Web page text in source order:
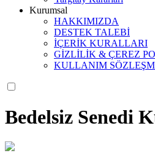
Kurumsal
HAKKIMIZDA
DESTEK TALEBİ
İÇERİK KURALLARI
GİZLİLİK & ÇEREZ
KULLANIM
Bedelsiz Senedi